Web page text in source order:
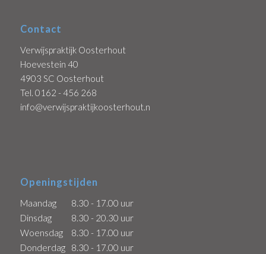
Contact
Verwijspraktijk Oosterhout
Hoevestein 40
4903 SC Oosterhout
Tel. 0162 - 456 268
info@verwijspraktijkoosterhout.nl
Openingstijden
Maandag
8.30 - 17.00 uur
Dinsdag
8.30 - 20.30 uur
Woensdag
8.30 - 17.00 uur
Donderdag
8.30 - 17.00 uur